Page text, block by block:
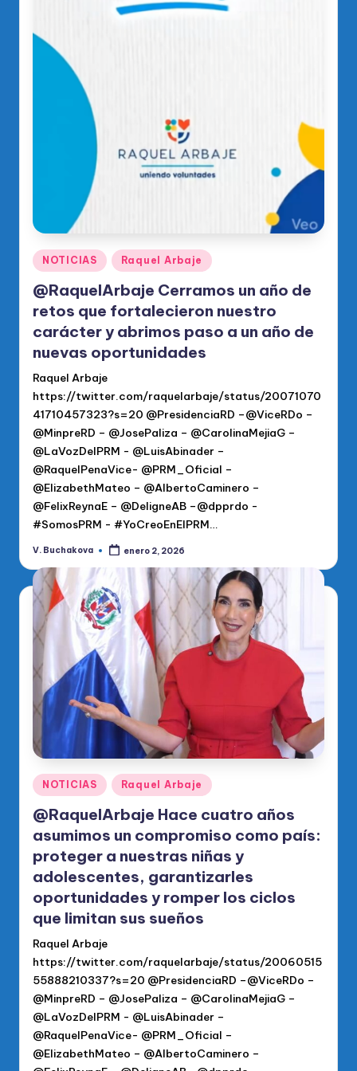
Publicado
en
NOTICIAS Raquel Arbaje
@RaquelArbaje Cerramos un año de
retos que fortalecieron nuestro
carácter y abrimos paso a un año de
nuevas oportunidades
Raquel Arbaje
https://twitter.com/raquelarbaje/status/20071070
41710457323?s=20 @PresidenciaRD –@ViceRDo –
@MinpreRD – @JosePaliza – @CarolinaMejiaG –
@LaVozDelPRM - @LuisAbinader –
@RaquelPenaVice- @PRM_Oficial –
@ElizabethMateo – @AlbertoCaminero –
@FelixReynaE – @DeligneAB –@dpprdo -
#SomosPRM - #YoCreoEnElPRM…
Publicado
V. Buchakova enero 2, 2026
Publicado
en
NOTICIAS Raquel Arbaje
@RaquelArbaje Hace cuatro años
asumimos un compromiso como país:
proteger a nuestras niñas y
adolescentes, garantizarles
oportunidades y romper los ciclos
que limitan sus sueños
Raquel Arbaje
https://twitter.com/raquelarbaje/status/20060515
55888210337?s=20 @PresidenciaRD –@ViceRDo –
@MinpreRD – @JosePaliza – @CarolinaMejiaG –
@LaVozDelPRM - @LuisAbinader –
@RaquelPenaVice- @PRM_Oficial –
@ElizabethMateo – @AlbertoCaminero –